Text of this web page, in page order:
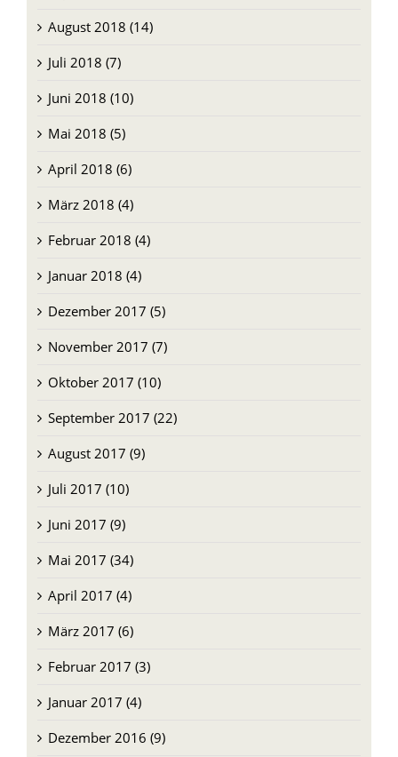
September 2018 (12)
August 2018 (14)
Juli 2018 (7)
Juni 2018 (10)
Mai 2018 (5)
April 2018 (6)
März 2018 (4)
Februar 2018 (4)
Januar 2018 (4)
Dezember 2017 (5)
November 2017 (7)
Oktober 2017 (10)
September 2017 (22)
August 2017 (9)
Juli 2017 (10)
Juni 2017 (9)
Mai 2017 (34)
April 2017 (4)
März 2017 (6)
Februar 2017 (3)
Januar 2017 (4)